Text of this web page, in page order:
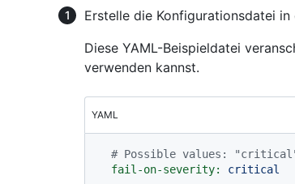
Erstelle die Konfigurationsdatei
Diese YAML-Beispieldatei
verwenden kannst.
YAML
# Possible values:
fail-on-severity:
critical